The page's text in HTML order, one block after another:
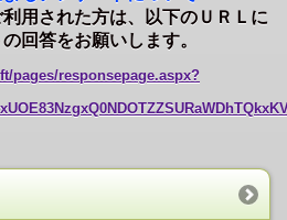
用された方は、以下のＵＲＬに
回答をお願いします。
pages/responsepage.aspx?